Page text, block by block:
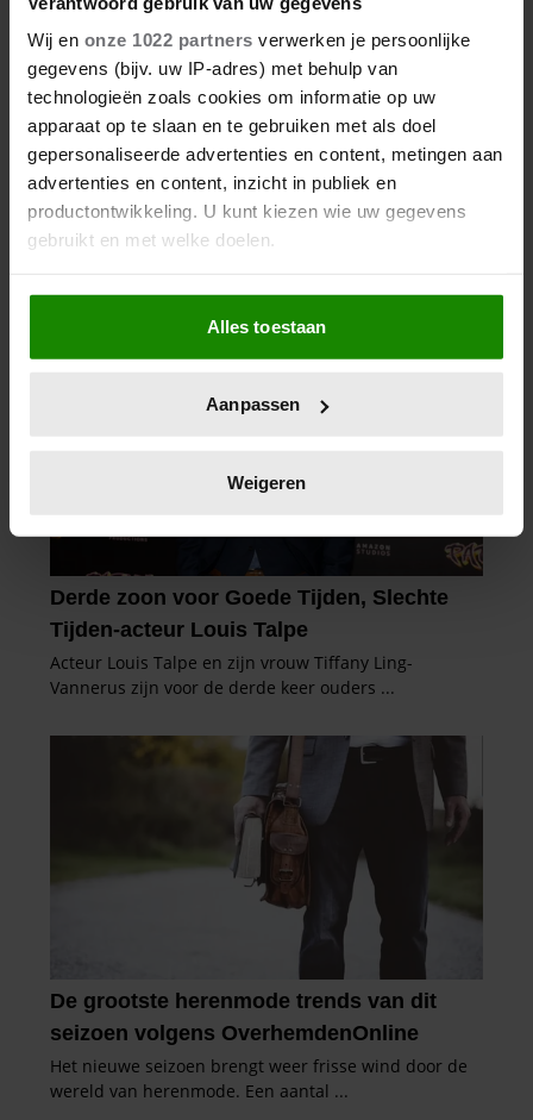
Wij en onze 1022 partners verwerken je persoonlijke
gegevens (bijv. uw IP-adres) met behulp van
technologieën zoals cookies om informatie op uw
apparaat op te slaan en te gebruiken met als doel
gepersonaliseerde advertenties en content, metingen aan
advertenties en content, inzicht in publiek en
productontwikkeling. U kunt kiezen wie uw gegevens
gebruikt en met welke doelen.
Als u het toestaat, willen we ook graag:
Informatie verzamelen over uw geografische
locatie, die tot een paar meter nauwkeurig kan zijn
scannen op specifieke eigenschappen (fingerprinting)
verwerkt en stel uw voorkeuren in het
intrekken in de Cookieverklaring.
We gebruiken cookies om content en advertenties te
personaliseren, om functies voor social media te bieden
en om ons websiteverkeer te analyseren. Ook delen we
informatie over uw gebruik van onze site met onze
partners kunnen deze gegevens combineren met andere
informatie die u aan ze heeft verstrekt of die ze hebben
verzameld op basis van uw gebruik van hun services. U
gaat akkoord met onze cookies als u onze website blijft
Alles toestaan
Aanpassen
Weigeren